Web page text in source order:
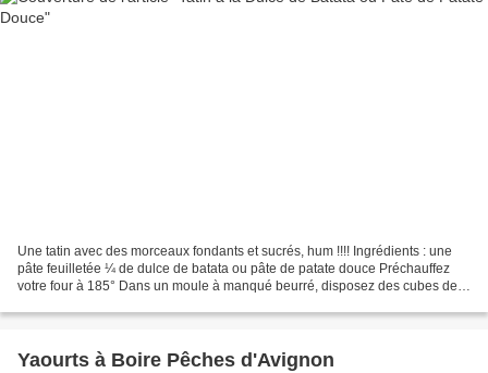
Une tatin avec des morceaux fondants et sucrés, hum !!!! Ingrédients : une
pâte feuilletée ¼ de dulce de batata ou pâte de patate douce Préchauffez
votre four à 185° Dans un moule à manqué beurré, disposez des cubes de
Yaourts à Boire Pêches d'Avignon